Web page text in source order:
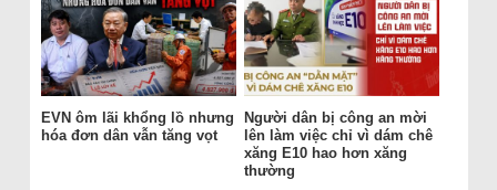
EVN ôm lãi khổng lồ nhưng
hóa đơn dân vẫn tăng vọt
Người dân bị công an mời
lên làm việc chỉ vì dám chê
xăng E10 hao hơn xăng
thường